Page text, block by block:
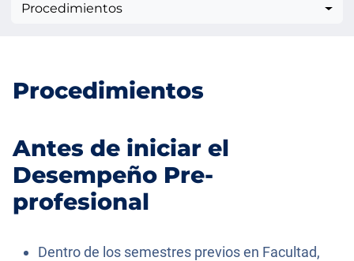
Procedimientos
Procedimientos
Antes de iniciar el
Desempeño Pre-
profesional
Dentro de los semestres previos en Facultad,